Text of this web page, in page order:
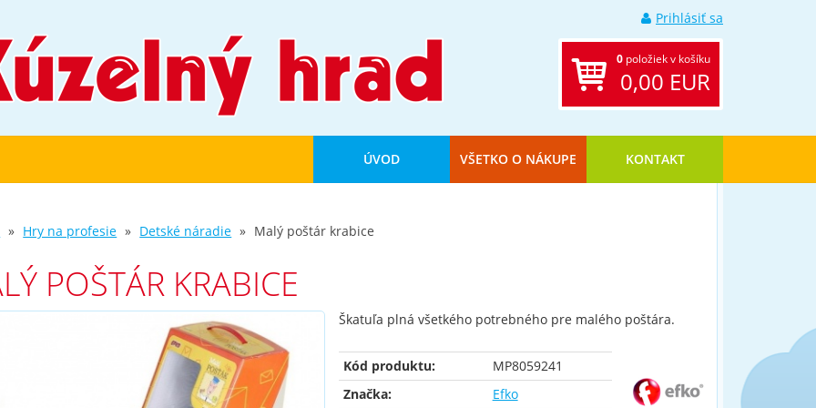
Prihlásiť sa
0 položiek v košíku
0,00 EUR
ÚVOD VŠETKO O NÁKUPE KONTAKT
Hry na profesie Detské náradie Malý poštár krabice
POŠTÁR KRABICE
Škatuľa plná všetkého potrebného pre malého poštára.
Kód produktu:
MP8059241
Značka:
Efko